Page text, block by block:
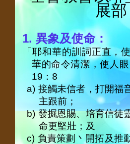
展部
1. 異象及使命：
「耶和華的訓詞正直，
華的命令清潔，使人
19 ： 8
a) 接觸未信者，打開福
主跟前；
b) 發掘恩賜、培育信徒
命更堅壯；及
c) 負責策劃丶開拓及推